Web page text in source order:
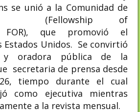
se unió a la Comunidad de
(Fellowship of
FOR), que promovió el
Estados Unidos. Se convirtió
y oradora pública de la
secretaria de prensa desde
tiempo durante el cual
como ejecutiva mientras
a la revista mensual.